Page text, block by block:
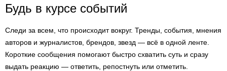
Будь в курсе событий
Следи за всем, что происходит вокруг. Тренды, события, мнения
авторов и журналистов, брендов, звезд — всё в одной ленте.
Короткие сообщения помогают быстро схватить суть и сразу
выдать реакцию — ответить, репостнуть или отметить.